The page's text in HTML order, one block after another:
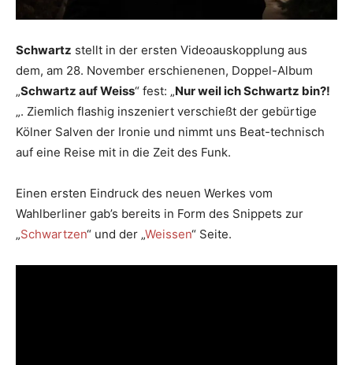
Schwartz stellt in der ersten Videoauskopplung aus
dem, am 28. November erschienenen, Doppel-Album
„Schwartz auf Weiss“ fest: „Nur weil ich Schwartz bin?!
„. Ziemlich flashig inszeniert verschießt der gebürtige
Kölner Salven der Ironie und nimmt uns Beat-technisch
auf eine Reise mit in die Zeit des Funk.
Einen ersten Eindruck des neuen Werkes vom
Wahlberliner gab’s bereits in Form des Snippets zur
„Schwartzen“ und der „Weissen“ Seite.